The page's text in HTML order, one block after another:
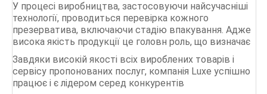
У процесі виробництва, застосовуючи найсучасніші
технології, проводиться перевірка кожного
презерватива, включаючи стадію впакування. Адже
висока якість продукції це головн роль, що визначає
Завдяки високій якості всіх вироблених товарів і
сервісу пропонованих послуг, компанія Luxe успішно
працює і є лідером серед конкурентів